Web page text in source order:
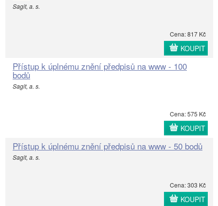
Sagit, a. s.
Cena: 817 Kč
KOUPIT
Přístup k úplnému znění předpisů na www - 100
bodů
Sagit, a. s.
Cena: 575 Kč
KOUPIT
Přístup k úplnému znění předpisů na www - 50 bodů
Sagit, a. s.
Cena: 303 Kč
KOUPIT